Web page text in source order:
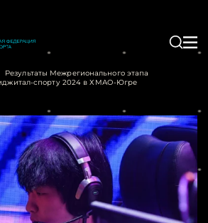
Результаты Межрегионального этапа
спорту 2024 в ХМАО-Югре